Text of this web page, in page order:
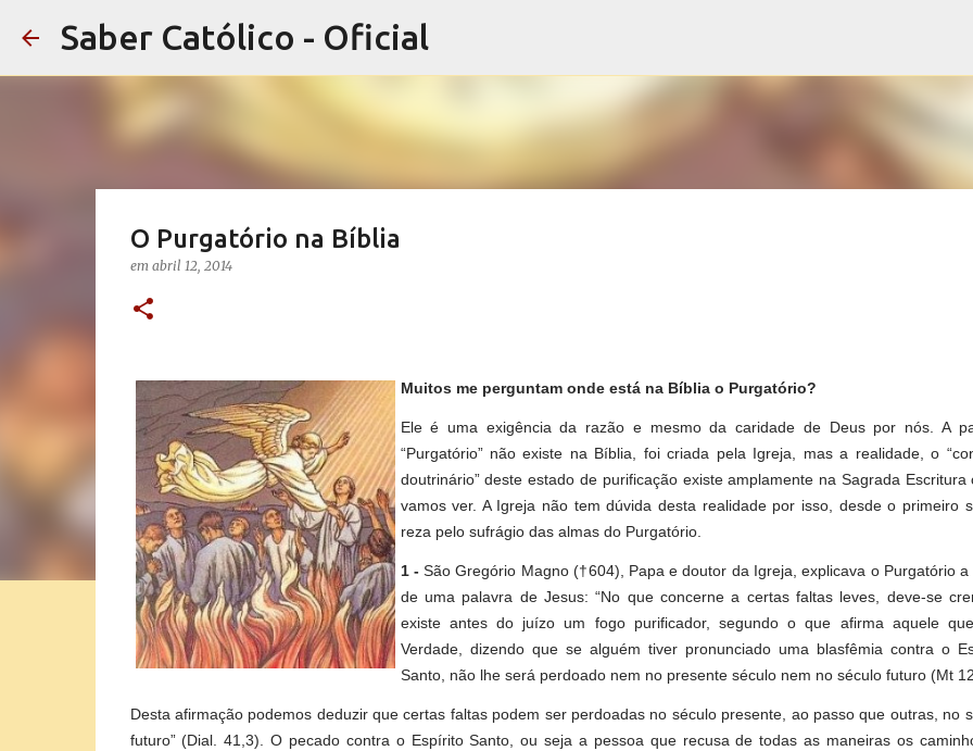
Saber Católico - Oficial
O Purgatório na Bíblia
em abril 12, 2014
Muitos me perguntam onde está na Bíblia o Purgatório?
Ele é uma exigência da razão e mesmo da caridade de Deus por nós. A
“Purgatório” não existe na Bíblia, foi criada pela Igreja, mas a realidade, o
doutrinário” deste estado de purificação existe amplamente na Sagrada Escritura
vamos ver. A Igreja não tem dúvida desta realidade por isso, desde o primeiro
reza pelo sufrágio das almas do Purgatório.
1 -São Gregório Magno (†604), Papa e doutor da Igreja, explicava o Purgatório a
de uma palavra de Jesus: “No que concerne a certas faltas leves, deve-se
existe antes do juízo um fogo purificador, segundo o que afirma aquele
Verdade, dizendo que se alguém tiver pronunciado uma blasfêmia contra o
Santo, não lhe será perdoado nem no presente século nem no século futuro (Mt
Desta afirmação podemos deduzir que certas faltas podem ser perdoadas no século presente, ao passo que outras, no
futuro” (Dial. 41,3). O pecado contra o Espírito Santo, ou seja a pessoa que recusa de todas as maneiras os